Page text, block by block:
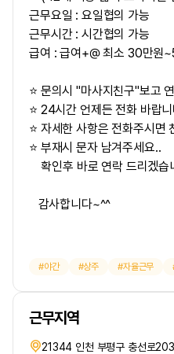
근무요일 : 요일협의 가능
근무시간 : 시간협의 가능
급여 : 급여+@ 최소 30만원
⭐ 문의시 "마사지친구"보고
⭐ 24시간 언제든 전화 바랍
⭐ 자세한 사항은 전화주시면
⭐ 부재시 문자 남겨주세요..
확인후 바로 연락 드리겠습
감사합니다~^^
야간 상주 자율근무
근무지역
21344 인천 부평구 충선로